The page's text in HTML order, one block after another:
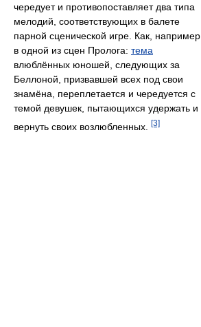
чередует и противопоставляет два типа
мелодий, соответствующих в балете
парной сценической игре. Как, например,
в одной из сцен Пролога: тема
влюблённых юношей, следующих за
Беллоной, призвавшей всех под свои
знамёна, переплетается и чередуется с
темой девушек, пытающихся удержать и
вернуть своих возлюбленных.
[3]